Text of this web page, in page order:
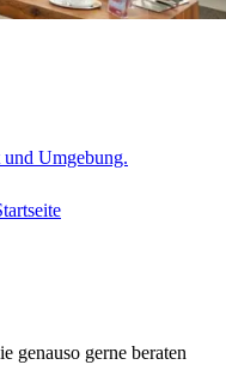
Umgebung.
genauso gerne beraten